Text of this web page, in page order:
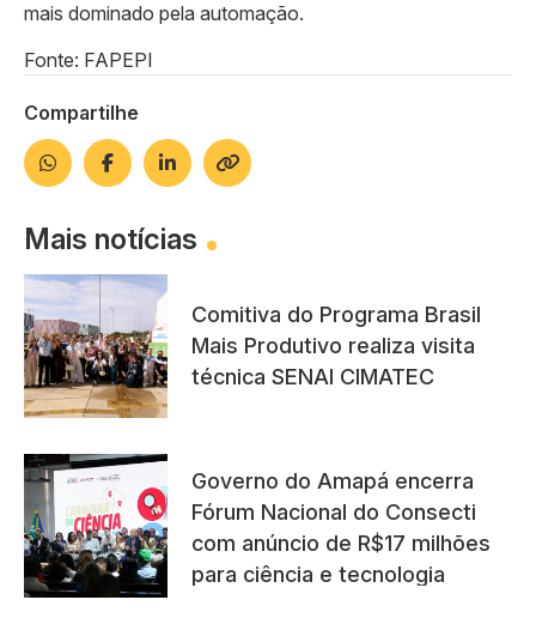
mais dominado pela automação.
Fonte: FAPEPI
Compartilhe
Mais notícias
Comitiva do Programa Brasil
Mais Produtivo realiza visita
técnica SENAI CIMATEC
Governo do Amapá encerra
Fórum Nacional do Consecti
com anúncio de R$17 milhões
para ciência e tecnologia